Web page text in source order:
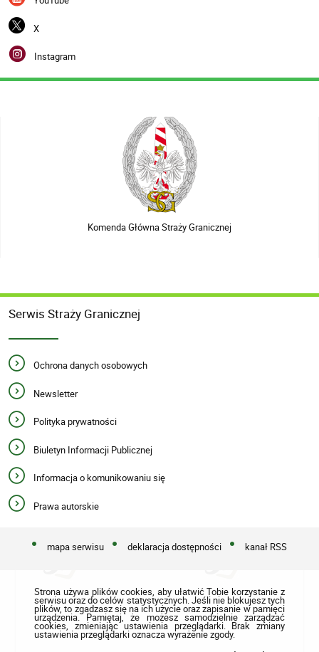
X
Instagram
Komenda Główna Straży Granicznej
Serwis Straży Granicznej
Ochrona danych osobowych
Newsletter
Polityka prywatności
Biuletyn Informacji Publicznej
Informacja o komunikowaniu się
Prawa autorskie
mapa serwisu deklaracja dostępności kanał RSS
Strona używa plików cookies, aby ułatwić Tobie korzystanie z
serwisu oraz do celów statystycznych. Jeśli nie blokujesz tych
plików, to zgadzasz się na ich użycie oraz zapisanie w pamięci
urządzenia. Pamiętaj, że możesz samodzielnie zarządzać
cookies, zmieniając ustawienia przeglądarki. Brak zmiany
ustawienia przeglądarki oznacza wyrażenie zgody.